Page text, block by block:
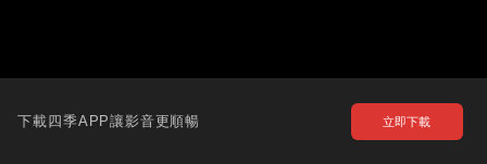
下載四季APP讓影音更順暢 立即下載